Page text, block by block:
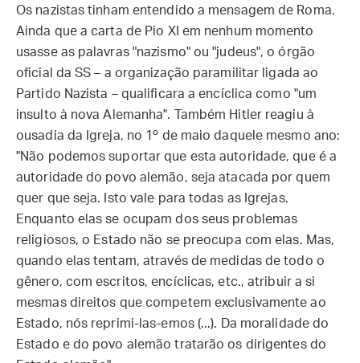
Os nazistas tinham entendido a mensagem de Roma.
Ainda que a carta de Pio XI em nenhum momento
usasse as palavras "nazismo" ou "judeus", o órgão
oficial da SS – a organização paramilitar ligada ao
Partido Nazista – qualificara a encíclica como "um
insulto à nova Alemanha". Também Hitler reagiu à
ousadia da Igreja, no 1º de maio daquele mesmo ano:
"Não podemos suportar que esta autoridade, que é a
autoridade do povo alemão, seja atacada por quem
quer que seja. Isto vale para todas as Igrejas.
Enquanto elas se ocupam dos seus problemas
religiosos, o Estado não se preocupa com elas. Mas,
quando elas tentam, através de medidas de todo o
gênero, com escritos, encíclicas, etc., atribuir a si
mesmas direitos que competem exclusivamente ao
Estado, nós reprimi-las-emos (...). Da moralidade do
Estado e do povo alemão tratarão os dirigentes do